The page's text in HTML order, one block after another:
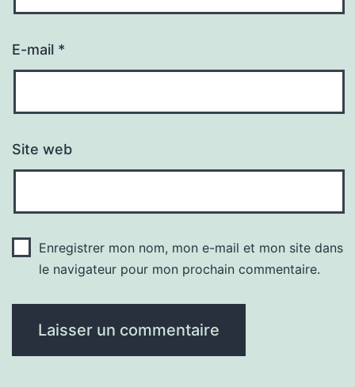
E-mail *
Site web
Enregistrer mon nom, mon e-mail et mon site dans
le navigateur pour mon prochain commentaire.